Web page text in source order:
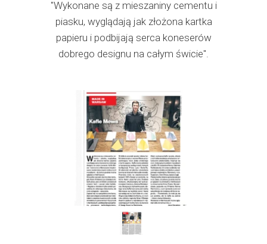
"Wykonane są z mieszaniny cementu i
piasku, wyglądają jak złożona kartka
papieru i podbijają serca koneserów
dobrego designu na całym świcie".